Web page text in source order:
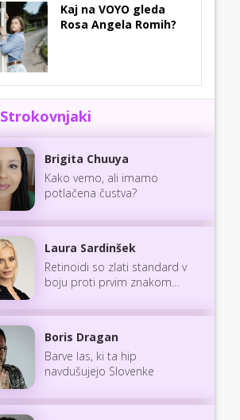
Kaj na VOYO gleda
Rosa Angela Romih?
Strokovnjaki
Brigita Chuuya
Kako vemo, ali imamo
potlačena čustva?
Laura Sardinšek
Retinoidi so zlati standard v
boju proti prvim znakom
Boris Dragan
Barve las, ki ta hip
navdušujejo Slovenke